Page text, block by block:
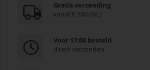
Gratis verzending
vanaf € 100 (NL)
Voor 17:00 besteld
direct verzonden